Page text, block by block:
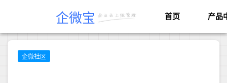
企微宝 首页 产品
企微社区